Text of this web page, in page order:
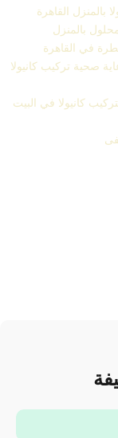
بالمنزل القاهرة
بالمنزل
في القاهرة
صحية تركيب كانيولا
كانيولا في البيت